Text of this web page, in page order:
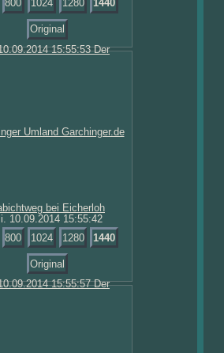
800 1024 1280 1440
Original
10.09.2014 15:55:42
800 1024 1280 1440
Original